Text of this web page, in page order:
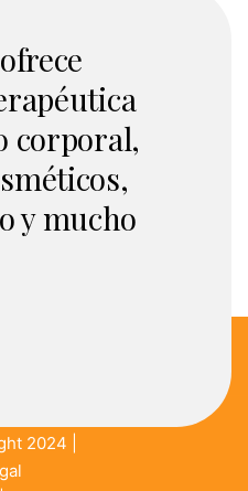
corporal,
y mucho
2024 |